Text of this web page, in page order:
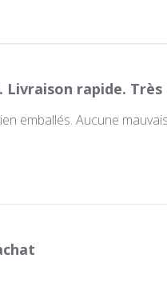
Livraison rapide. Très
emballés. Aucune